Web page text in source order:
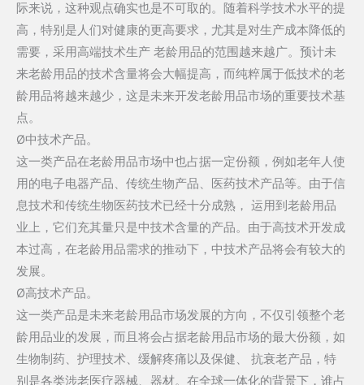
际来说，这种观点确实也是不可取的。随着科学技术水平的提
高，特别是人们对健康的更高要求，尤其是对生产成本降低的
需要，采用高端技术生产 老龄用品的范围越来越广。预计未
来老龄用品的技术含量将会大幅提高，而纯粹属于低技术的老
龄用品将越来越少，这是未来开发老龄用品市场的重要技术基
点。
Ø中技术产品。
这一类产品在老龄用品市场中也占据一定份额，例如老年人使
用的电子电器产品、传统生物产品、医药技术产品等。由于信
息技术和传统生物医药技术已经十分成熟， 运用到老龄用品
业上，它们充其量只是中技术含量的产品。由于高技术开发成
本过高，在老龄用品需求的推动下，中技术产品将会有较大的
发展。
Ø高技术产品。
这一类产品是未来老龄用品市场发展的方向，不仅引领整个老
龄用品业的发展，而且将会占据老龄用品市场的最大份额，如
生物制药、护理技术、缓解疼痛以及保健、 抗衰老产品，特
别是各类涉老医疗器械、器材。在全球一体化的背景下，谁占